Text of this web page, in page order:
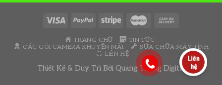
TRANG CHỦ
TIN TỨC
CÁC GÓI CAMERA KHUYẾN MÃI
SỬA CHỮA MÁY TÍNH
LIÊN HỆ
Thiết Kế & Duy Trì Bởi Quang Thông Digital